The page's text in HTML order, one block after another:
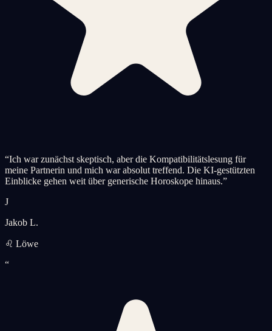
“Ich war zunächst skeptisch, aber die Kompatibilitätslesung für
meine Partnerin und mich war absolut treffend. Die KI-gestützten
Einblicke gehen weit über generische Horoskope hinaus.”
J
Jakob L.
♌ Löwe
“